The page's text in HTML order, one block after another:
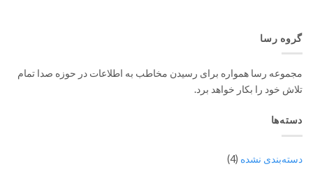
گروه رسا
مجموعه رسا همواره برای رسیدن مخاطب به اطلاعات در حوزه صدا تمام
تلاش خود را بکار خواهد برد.
دسته‌ها
دسته‌بندی نشده (4)